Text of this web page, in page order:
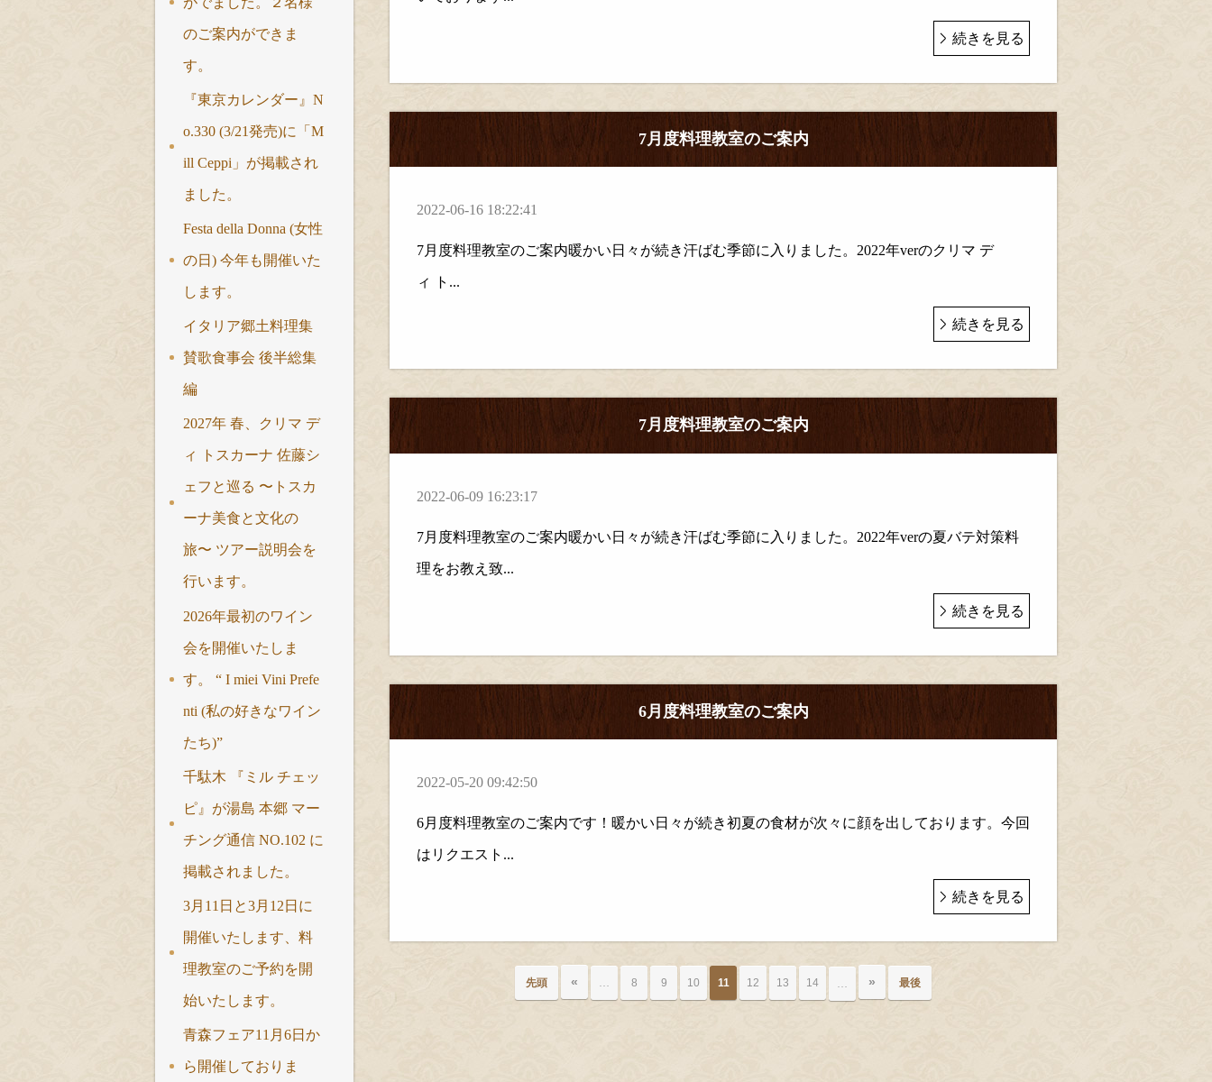
のご案内ができま
す。
『東京カレンダー』N
o.330 (3/21発売)に「M
ill Ceppi」が掲載され
ました。
Festa della Donna (女性
の日) 今年も開催いた
します。
イタリア郷土料理集
賛歌食事会 後半総集
編
2027年 春、クリマ デ
ィ トスカーナ 佐藤シ
ェフと巡る 〜トスカ
ーナ美食と文化の
旅〜 ツアー説明会を
行います。
2026年最初のワイン
会を開催いたしま
す。 “ I miei Vini Prefe
nti (私の好きなワイン
たち)”
千駄木 『ミル チェッ
ピ』が湯島 本郷 マー
チング通信 NO.102 に
掲載されました。
3月11日と3月12日に
開催いたします、料
理教室のご予約を開
始いたします。
青森フェア11月6日か
ら開催しておりま
続きを見る
7月度料理教室のご案内
2022-06-16 18:22:41
7月度料理教室のご案内暖かい日々が続き汗ばむ季節に入りました。2022年verのクリマ デ
ィ ト...
続きを見る
7月度料理教室のご案内
2022-06-09 16:23:17
7月度料理教室のご案内暖かい日々が続き汗ばむ季節に入りました。2022年verの夏バテ対策料
理をお教え致...
続きを見る
6月度料理教室のご案内
2022-05-20 09:42:50
6月度料理教室のご案内です！暖かい日々が続き初夏の食材が次々に顔を出しております。今回
はリクエスト...
続きを見る
先頭 « … 8 9 10 11 12 13 14 … » 最後